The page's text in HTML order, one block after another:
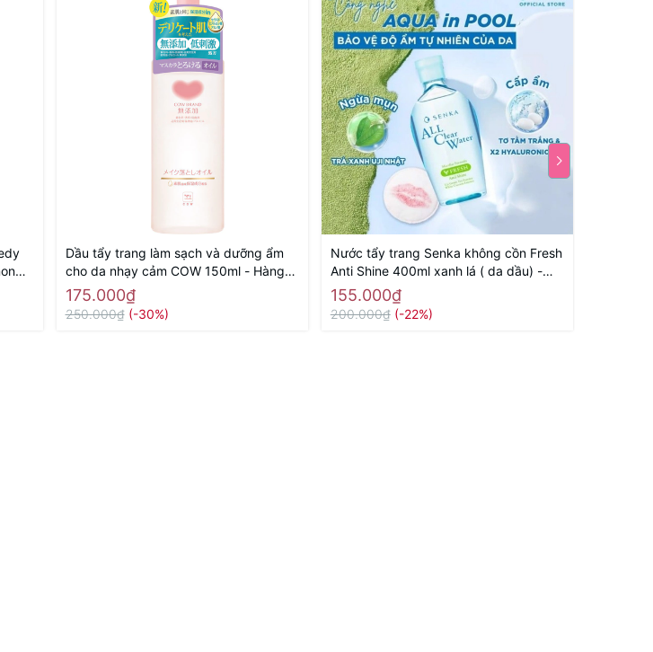
Dầu tẩy trang làm sạch và dưỡng ẩm
cho da nhạy cảm COW 150ml - Hàng
Nhật nội địa
175.000₫
250.000₫ (-30%)
Nước tẩy trang Senka không cồn Fresh
Anti Shine 400ml xanh lá ( da dầu) -
Hàng Nhật nội địa
155.000₫
200.000₫ (-22%)